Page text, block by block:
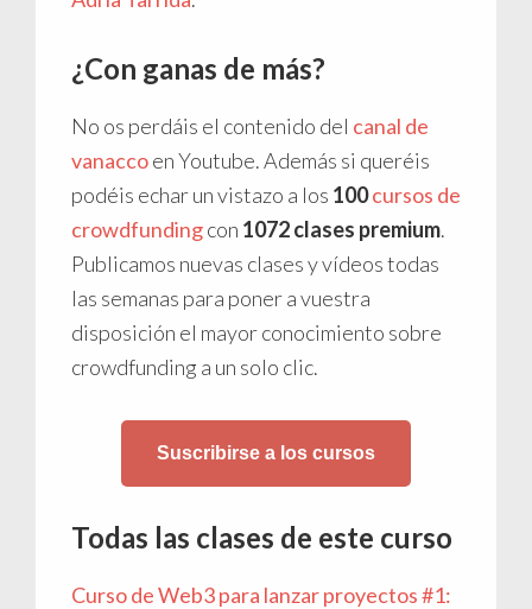
¿Con ganas de más?
No os perdáis el contenido del canal de
vanaccoen Youtube. Además si queréis
podéis echar un vistazo a los 100cursos de
crowdfundingcon 1072 clases premium.
Publicamos nuevas clases y vídeos todas
las semanas para poner a vuestra
disposición el mayor conocimiento sobre
crowdfunding a un solo clic.
Suscribirse a los cursos
Todas las clases de este curso
Curso de Web3 para lanzar proyectos #1: